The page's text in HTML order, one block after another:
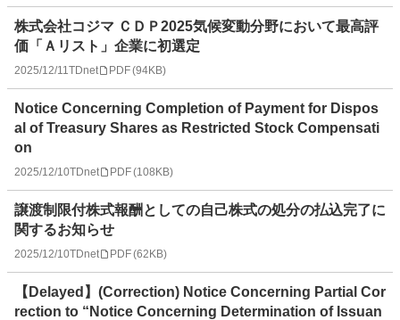
株式会社コジマ ＣＤＰ2025気候変動分野において最高評
価「Ａリスト」企業に初選定
2025/12/11 TDnet PDF(94KB)
Notice Concerning Completion of Payment for Dispos
al of Treasury Shares as Restricted Stock Compensati
on
2025/12/10TDnet PDF(108KB)
譲渡制限付株式報酬としての自己株式の処分の払込完了に
関するお知らせ
2025/12/10TDnet PDF(62KB)
【Delayed】(Correction) Notice Concerning Partial Cor
rection to “Notice Concerning Determination of Issuan